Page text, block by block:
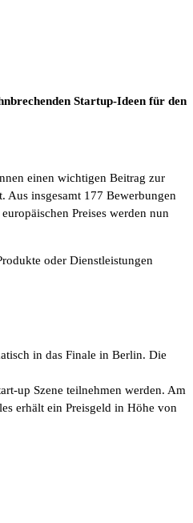
Startup-Ideen für den
einen wichtigen Beitrag zur
Aus insgesamt 177 Bewerbungen
Preises werden nun
oder Dienstleistungen
in das Finale in Berlin. Die
up Szene teilnehmen werden. Am
erhält ein Preisgeld in Höhe von